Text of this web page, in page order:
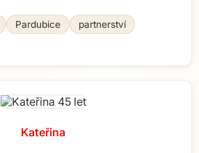
Pardubice partnerství
Kateřina